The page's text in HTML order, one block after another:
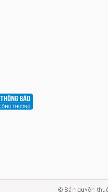
© Bản quyền